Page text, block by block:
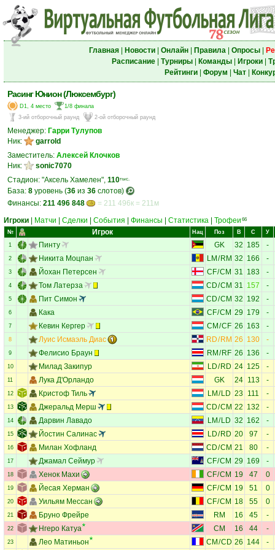
Главная| Новости| Онлайн| Правила| Опросы|
Расписание| Турниры| Команды| Игроки|
Рейтинги| Форум Чат|
Расинг Юнион (Люксембург)
D1, 4 место
1/8 финала
3-ий отборочный раунд
2-ой отборочный раунд
Менеджер: Гарри Тулупов
Ник:
garrold
Заместитель: Алексей Клочков
Ник:
sonic7070
Стадион: "Аксель Хамелен", 110тыс.
База: 8 уровень (36 из 36 слотов)
Финансы: 211 496 848
= 211 496к = 211м
Игроки
Матчи Сделки События Финансы Статистика Трофеи 66
№ Игрок Нац Поз В С У
1 Пинту GK 32 185 -
2 Никита Моцпан LM /RM 32 166 -
3 Йохан Петерсен CF/CM 31 183 -
4 Том Латерза CD/CM 31 157 -
5 Пит Симон CD/CM 32 192 -
6 Кака CF/CM 29 179 -
7 Кевин Кергер CM /CF 26 163 -
8 Луис Исмаэль Диас RD/ RM 26 130 -
9 Фелисио Браун RM / RF 26 136 -
10 Милад Закипур LD/RD 24 125 -
11 Лука Д'Орландо GK 24 113 -
12 Кристоф Тиль LM / LD 23 111 -
13 Джеральд Мерш CD/CM 22 132 -
14 Дарвин Лавадо LM / LD 32 162 -
15 Йостин Салинас LD/RD 20 97 -
16 Милан Хофланд CD/CM 21 80 -
17 Джамал Сеймур CF/CM 29 169 -
18 Хенок Махи CF/CM 19 47 0
19 Йесая Херман CF/CM 19 51 0
20 Уильям Мессан CF/CM 18 55 0
21 Бруно Фрейре RM 16 45 -
22 Нгеро Катуа CM 16 44 -
23 Лео Матиньон CM /CD 26 144 -